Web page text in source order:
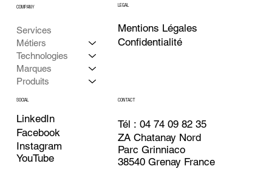
Services
Métiers
Technologies
Marques
Produits
COMPANY LEGAL
Confidentialité
Mentions Légales
SOCIAL
LinkedIn
Facebook
Instagram
YouTube
CONTACT
Tél : 04 74 09 82 35
ZA Chatanay Nord
Parc Grinniaco
38540 Grenay France